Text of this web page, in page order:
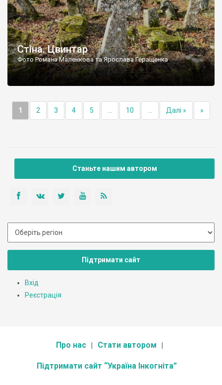
Стіна. Цвинтар
Фото Романа Маленкова та Ярослава Геращенка
1 2 3 4 5 10 Далі » »
Станьте нашим автором
Підтримати сайт
Вхід
Реєстрація
Про нас Стати автором
Підтримати сайт “Україна Інкогніта”